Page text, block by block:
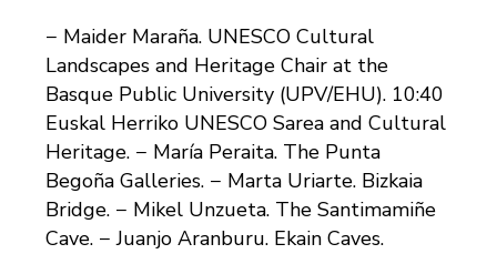
− Maider Maraña. UNESCO Cultural
Landscapes and Heritage Chair at the
Basque Public University (UPV/EHU). 10:40
Euskal Herriko UNESCO Sarea and Cultural
Heritage. − María Peraita. The Punta
Begoña Galleries. − Marta Uriarte. Bizkaia
Bridge. − Mikel Unzueta. The Santimamiñe
Cave. − Juanjo Aranburu. Ekain Caves.